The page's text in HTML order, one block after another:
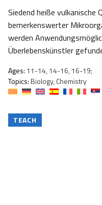
Siedend heiße vulkanische
bemerkenswerter
werden
Überlebenskünstler
Ages: 11-14, 14-16, 16-19;
Topics:Biology, Chemistry
TEACH